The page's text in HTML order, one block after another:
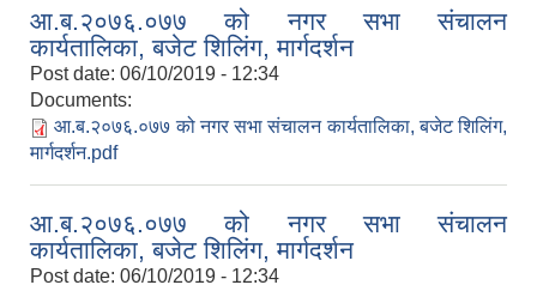
आ.ब.२०७६.०७७ को नगर सभा संचालन
कार्यतालिका, बजेट शिलिंग, मार्गदर्शन
Post date: 06/10/2019 - 12:34
Documents:
आ.ब.२०७६.०७७ को नगर सभा संचालन कार्यतालिका, बजेट शिलिंग,
मार्गदर्शन.pdf
आ.ब.२०७६.०७७ को नगर सभा संचालन
कार्यतालिका, बजेट शिलिंग, मार्गदर्शन
Post date: 06/10/2019 - 12:34